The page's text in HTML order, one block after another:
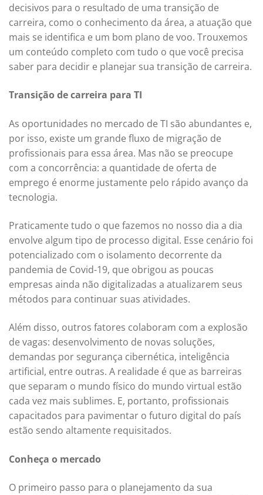
decisivos para o resultado de uma transição de
carreira, como o conhecimento da área, a atuação que
mais se identifica e um bom plano de voo. Trouxemos
um conteúdo completo com tudo o que você precisa
saber para decidir e planejar sua transição de carreira.
Transição de carreira para TI
As oportunidades no mercado de TI são abundantes e,
por isso, existe um grande fluxo de migração de
profissionais para essa área. Mas não se preocupe
com a concorrência: a quantidade de oferta de
emprego é enorme justamente pelo rápido avanço da
tecnologia.
Praticamente tudo o que fazemos no nosso dia a dia
envolve algum tipo de processo digital. Esse cenário foi
potencializado com o isolamento decorrente da
pandemia de Covid-19, que obrigou as poucas
empresas ainda não digitalizadas a atualizarem seus
métodos para continuar suas atividades.
Além disso, outros fatores colaboram com a explosão
de vagas: desenvolvimento de novas soluções,
demandas por segurança cibernética, inteligência
artificial, entre outras. A realidade é que as barreiras
que separam o mundo físico do mundo virtual estão
cada vez mais sublimes. E, portanto, profissionais
capacitados para pavimentar o futuro digital do país
estão sendo altamente requisitados.
Conheça o mercado
O primeiro passo para o planejamento da sua